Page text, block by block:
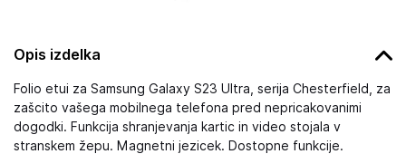
Opis izdelka
Folio etui za Samsung Galaxy S23 Ultra, serija Chesterfield, za
zašcito vašega mobilnega telefona pred nepricakovanimi
dogodki. Funkcija shranjevanja kartic in video stojala v
stranskem žepu. Magnetni jezicek. Dostopne funkcije.